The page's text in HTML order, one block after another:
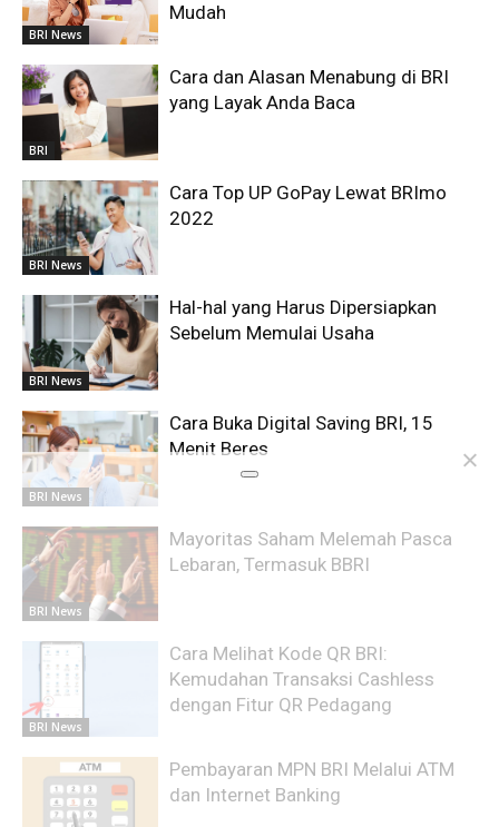
BRI News
Mudah
BRI
Cara dan Alasan Menabung di BRI
yang Layak Anda Baca
BRI News
Cara Top UP GoPay Lewat BRImo
2022
BRI News
Hal-hal yang Harus Dipersiapkan
Sebelum Memulai Usaha
BRI News
Cara Buka Digital Saving BRI, 15
Menit Beres
BRI News
Mayoritas Saham Melemah Pasca
Lebaran, Termasuk BBRI
BRI News
Cara Melihat Kode QR BRI:
Kemudahan Transaksi Cashless
dengan Fitur QR Pedagang
Pembayaran MPN BRI Melalui ATM
dan Internet Banking